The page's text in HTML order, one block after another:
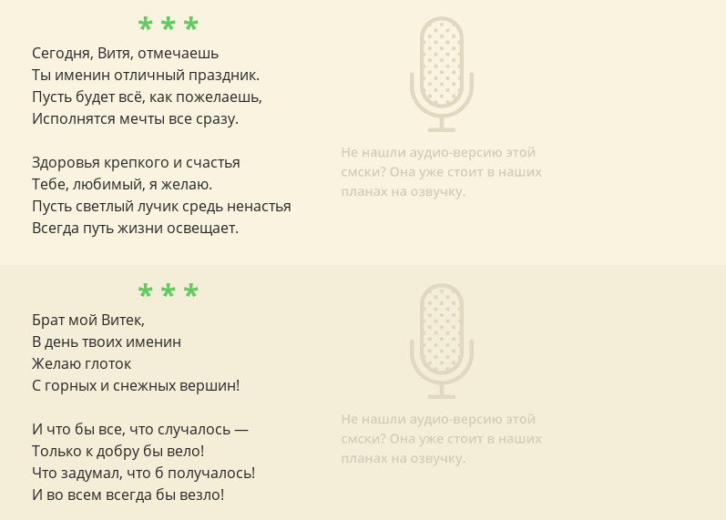
* * *
Сегодня, Витя, отмечаешь
Ты именин отличный праздник.
Пусть будет всё, как пожелаешь,
Исполнятся мечты все сразу.
Здоровья крепкого и счастья
Тебе, любимый, я желаю.
Пусть светлый лучик средь ненастья
Всегда путь жизни освещает.
* * *
Брат мой Витек,
В день твоих именин
Желаю глоток
С горных и снежных вершин!
И что бы все, что случалось —
Только к добру бы вело!
Что задумал, что б получалось!
И во всем всегда бы везло!